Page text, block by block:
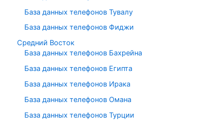
База данных телефонов Тувалу
База данных телефонов Фиджи
Средний Восток
База данных телефонов Бахрейна
База данных телефонов Египта
База данных телефонов Ирака
База данных телефонов Омана
База данных телефонов Турции